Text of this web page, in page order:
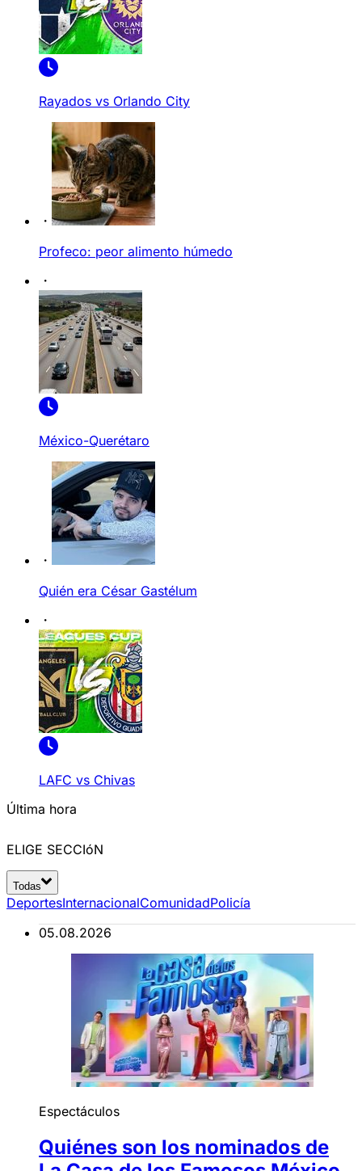
Rayados vs Orlando City
Profeco: peor alimento húmedo
México-Querétaro
Quién era César Gastélum
LAFC vs Chivas
Última hora
ELIGE SECCIóN
Todas
DeportesInternacionalComunidadPolicía
05.08.2026
Espectáculos
Quiénes son los nominados de